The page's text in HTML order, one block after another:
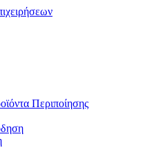
Περιποίησης